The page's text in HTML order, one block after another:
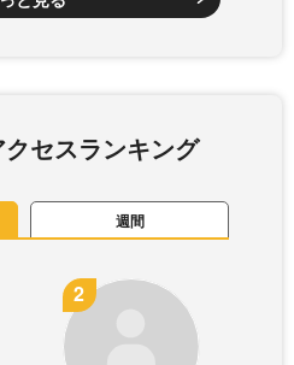
セスランキング
週間